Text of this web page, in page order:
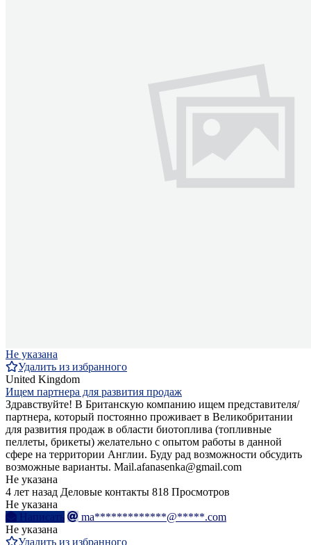
Не указана
Удалить из избранного
United Kingdom
Ищем партнера для развития продаж
Здравствуйте! В Британскую компанию ищем представителя/
партнера, который постоянно проживает в Великобритании
для развития продаж в области биотоплива (топливные
пеллеты, брикеты) желательно с опытом работы в данной
сфере на территории Англии. Буду рад возможности обсудить
возможные варианты. Mail.afanasenka@gmail.com
Не указана
4 лет назад Деловые контакты 818 Просмотров
Не указана
Написать
ma*************@*****.com
Не указана
Удалить из избранного